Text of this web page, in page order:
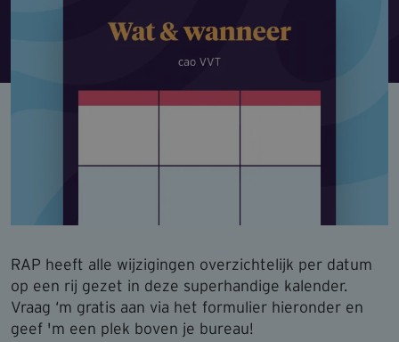
RAP heeft alle wijzigingen overzichtelijk per datum
op een rij gezet in deze superhandige kalender.
Vraag ‘m gratis aan via het formulier hieronder en
geef 'm een plek boven je bureau!